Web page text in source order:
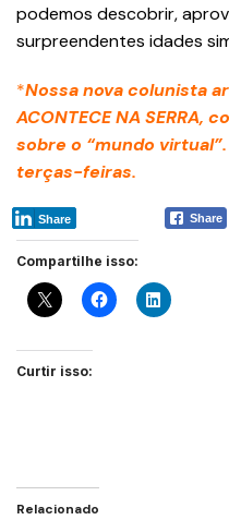
podemos descobrir,
surpreendentes idades
*Nossa nova colunista
ACONTECE NA
sobre o “mundo
terças-feiras.
Share
Share
Compartilhe isso:
Curtir isso:
Relacionado